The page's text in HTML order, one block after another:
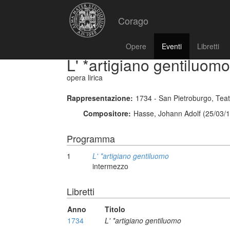
Corago
Opere Eventi Libretti
L' *artigiano gentiluomo
opera lirica
Rappresentazione: 1734 - San Pietroburgo,
Compositore: Hasse, Johann Adolf (25/03/
Programma
1
L' *artigiano gentiluomo
intermezzo
Libretti
Anno
Titolo
1734
L' *artigiano gentiluomo